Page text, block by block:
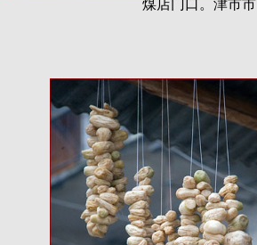
煤店门口。津市市